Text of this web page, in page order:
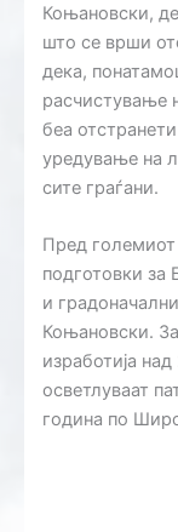
Коњановски,
што се врши
дека,
расчистување
беа
уредување на
сите граѓани.
Пред
подготовки за
и
Коњановски.
изработија
осветлуваат
година по